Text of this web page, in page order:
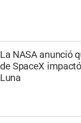
La NASA anunció
de SpaceX
Luna